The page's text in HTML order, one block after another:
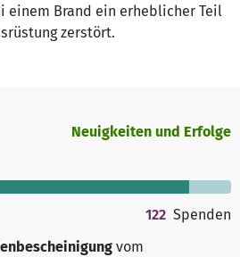
einem Brand ein erheblicher Teil
zerstört.
Neuigkeiten und Erfolge
122 Spenden
vom